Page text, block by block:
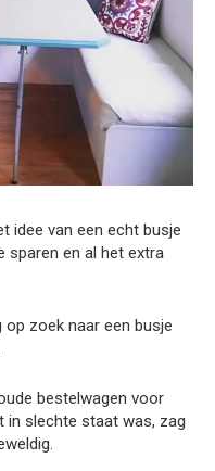
idee van een echt busje
sparen en al het extra
op zoek naar een busje
bestelwagen voor
in slechte staat was, zag